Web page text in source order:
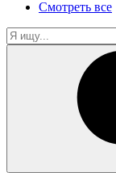
Смотреть все